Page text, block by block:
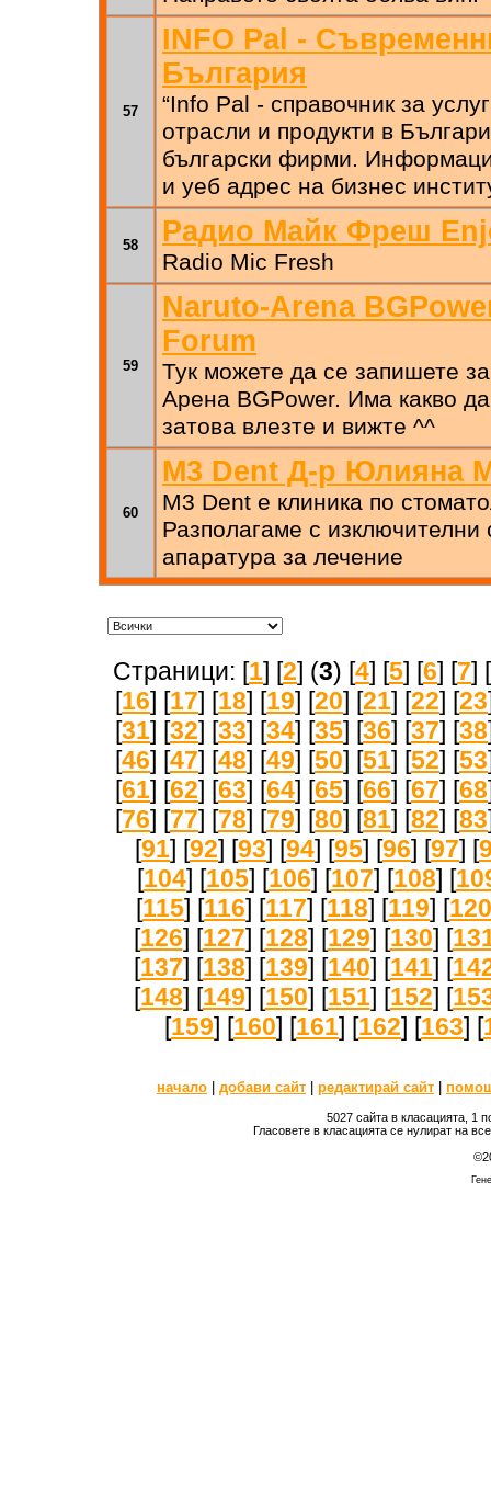
57
INFO Pal -
България
“Info Pal - справочник за
отрасли и продукти в
български фирми.
и уеб адрес на бизнес
58 Радио Майк Фреш
Radio Mic Fresh
59
Naruto-Arena
Forum
Тук можете да се запишете
Арена BGPower. Има какво
затова влезте и вижте ^^
60
M3 Dent Д-р Юлияна
M3 Dent е клиника по
Разполагаме с изключителни
апаратура за лечение
Страници: [1] [2] (3) [4] [5] [6] [7] [
[16] [17] [18] [19] [20] [21] [22] [23
[31] [32] [33] [34] [35] [36] [37] [38
[46] [47] [48] [49] [50] [51] [52] [53
[61] [62] [63] [64] [65] [66] [67] [68
[76] [77] [78] [79] [80] [81] [82] [83
[91] [92] [93] [94] [95] [96] [97] [
[104] [105] [106] [107] [108] [
[115] [116] [117] [118] [119] [120
[126] [127] [128] [129] [130] [
[137] [138] [139] [140] [141] [
[148] [149] [150] [151] [152] [
[159] [160] [161] [162] [163] [
начало | добави сайт | редактирай сайт |
5027 сайта в класацията, 1
Гласовете в класацията се нулират на